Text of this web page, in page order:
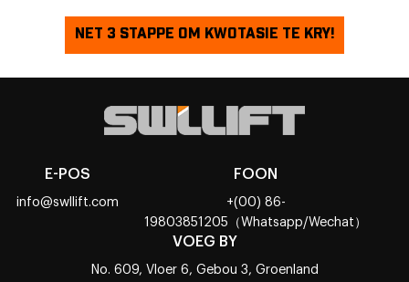
NET 3 STAPPE OM KWOTASIE TE KRY!
E-POS
info@swllift.com
FOON
+(00) 86-
19803851205（Whatsapp/Wechat）
VOEG BY
No. 609, Vloer 6, Gebou 3, Groenland